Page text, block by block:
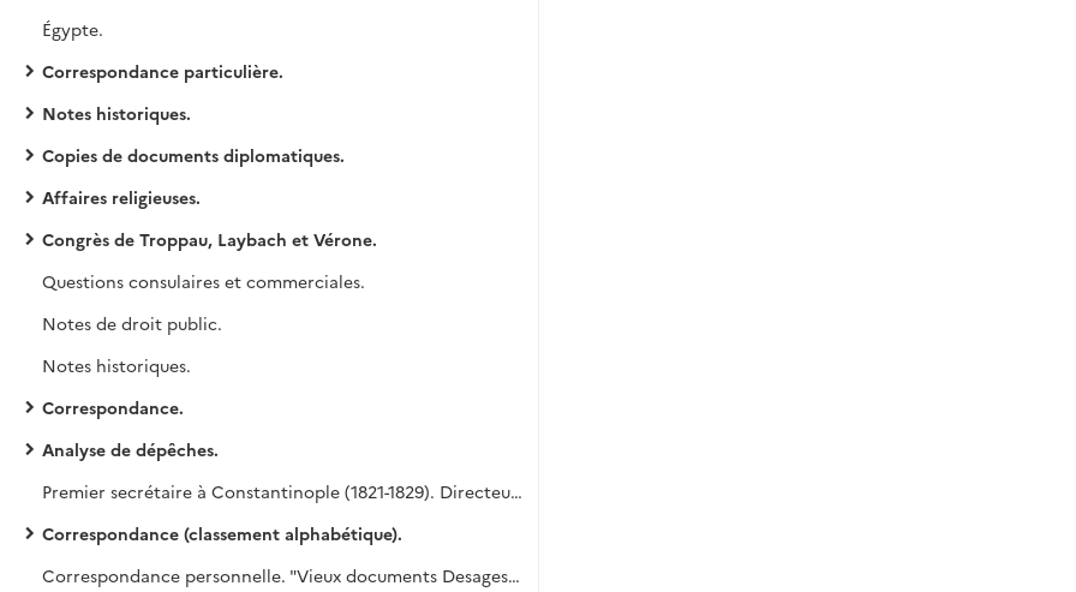
Égypte.
Correspondance particulière.
Notes historiques.
Copies de documents diplomatiques.
Affaires religieuses.
Congrès de Troppau, Laybach et Vérone.
Questions consulaires et commerciales.
Notes de droit public.
Notes historiques.
Correspondance.
Analyse de dépêches.
Premier secrétaire à Constantinople (1821-1829). Directeur politique (1832-1848).
Correspondance (classement alphabétique).
Correspondance personnelle. "Vieux documents Desages". Succession Céline Desages.